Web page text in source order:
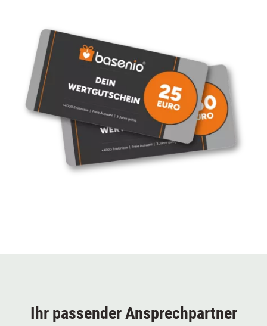
Ihr passender Ansprechpartner